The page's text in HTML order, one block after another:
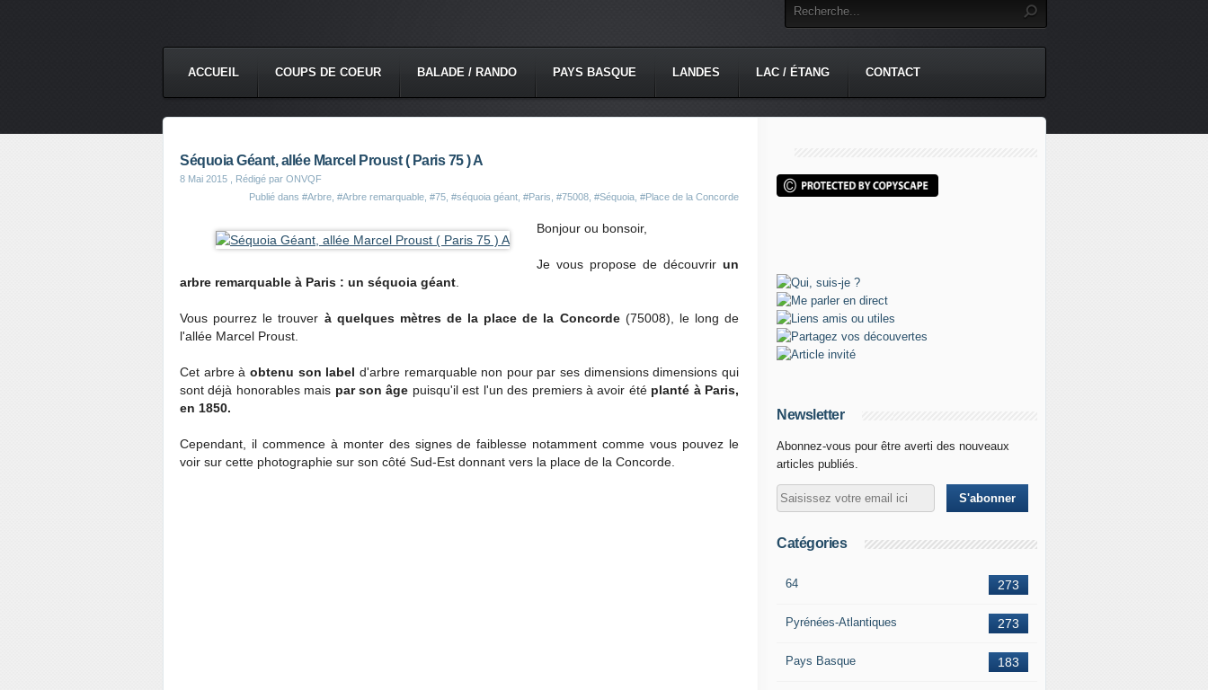
ACCUEIL COUPS DE COEUR BALADE / RANDO PAYS BASQUE LANDES LAC / ÉTANG CONTACT
Séquoia Géant, allée Marcel Proust ( Paris 75 ) A
8 Mai 2015 , Rédigé par ONVQF
Publié dans #Arbre #Arbre remarquable #75 #séquoia géant #Paris #75008 #Séquoia #Place de la Concorde
Bonjour ou bonsoir,
Je vous propose de découvrir un
arbre remarquable à Paris : un séquoia géant
Vous pourrez le trouver à quelques mètres de la place de la Concorde (75008), le long de
l'allée Marcel Proust.
Cet arbre à obtenu son label d'arbre remarquable non pour par ses dimensions dimensions qui
sont déjà honorables mais par son âge puisqu'il est l'un des premiers à avoir été planté à Paris,
en 1850.
Cependant, il commence à monter des signes de faiblesse notamment comme vous pouvez le
voir sur cette photographie sur son côté Sud-Est donnant vers la place de la Concorde.
Newsletter
Abonnez-vous pour être averti des nouveaux
articles publiés.
Catégories
273
64
273
Pyrénées-Atlantiques
183
Pays Basque